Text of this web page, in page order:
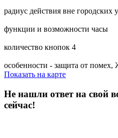
радиус действия вне городских
функции и возможности часы
количество кнопок 4
особенности - защита от
Показать на карте
Не нашли ответ на свой
сейчас!